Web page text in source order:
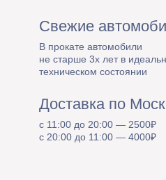
Свежие
В прокате автомобили
не старше 3х лет в
техническом состоянии
Доставка по
с 11:00 до 20:00 — 2500₽
с 20:00 до 11:00 — 4000₽